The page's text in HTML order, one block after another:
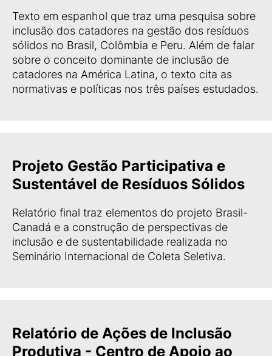
Texto em espanhol que traz uma pesquisa sobre
inclusão dos catadores na gestão dos resíduos
sólidos no Brasil, Colômbia e Peru. Além de falar
sobre o conceito dominante de inclusão de
catadores na América Latina, o texto cita as
normativas e políticas nos três países estudados.
Projeto Gestão Participativa e
Sustentável de Resíduos Sólidos
Relatório final traz elementos do projeto Brasil-
Canadá e a construção de perspectivas de
inclusão e de sustentabilidade realizada no
Seminário Internacional de Coleta Seletiva.
Relatório de Ações de Inclusão
Produtiva - Centro de Apoio ao